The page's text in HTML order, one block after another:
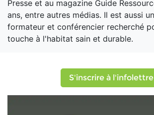
Presse et au magazine Guide
ans, entre autres médias. Il est aussi
formateur et conférencier recherché
touche à l'habitat sain et durable.
S'inscrire à l'infolettre